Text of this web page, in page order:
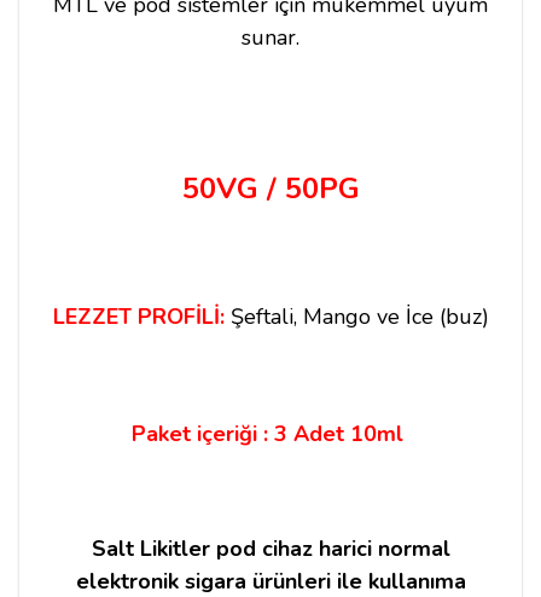
sunar.
50VG / 50PG
LEZZET PROFİLİ: Şeftali, Mango ve İce (buz)
Paket içeriği : 3 Adet 10ml
Salt Likitler pod cihaz harici normal
elektronik sigara ürünleri ile kullanıma